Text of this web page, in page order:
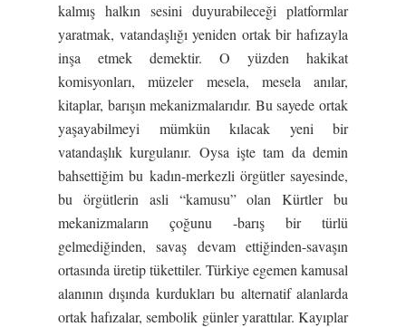
kalmış halkın sesini duyurabileceği platformlar
yaratmak, vatandaşlığı yeniden ortak bir hafızayla
inşa etmek demektir. O yüzden hakikat
komisyonları, müzeler mesela, mesela anılar,
kitaplar, barışın mekanizmalarıdır. Bu sayede ortak
yaşayabilmeyi mümkün kılacak yeni bir
vatandaşlık kurgulanır. Oysa işte tam da demin
bahsettiğim bu kadın-merkezli örgütler sayesinde,
bu örgütlerin asli “kamusu” olan Kürtler bu
mekanizmaların çoğunu -barış bir türlü
gelmediğinden, savaş devam ettiğinden-savaşın
ortasında üretip tükettiler. Türkiye egemen kamusal
alanının dışında kurdukları bu alternatif alanlarda
ortak hafızalar, sembolik günler yarattılar. Kayıplar